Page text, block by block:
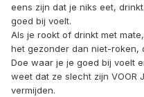
eens zijn dat je niks eet,
goed bij voelt.
Als je rookt of drinkt met
het gezonder dan niet-roken,
Doe waar je je goed bij voelt
weet dat ze slecht zijn VOOR
vermijden.